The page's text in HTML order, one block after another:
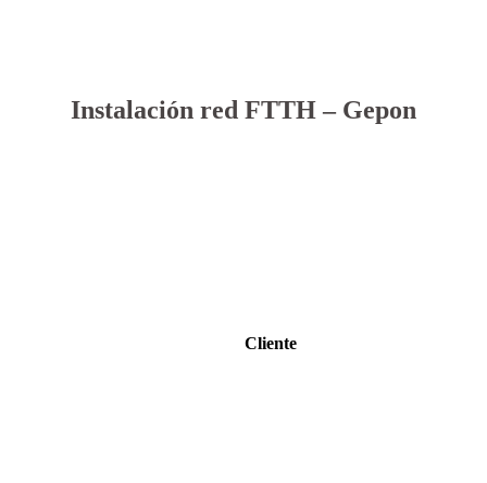
Instalación red FTTH – Gepon
Cliente